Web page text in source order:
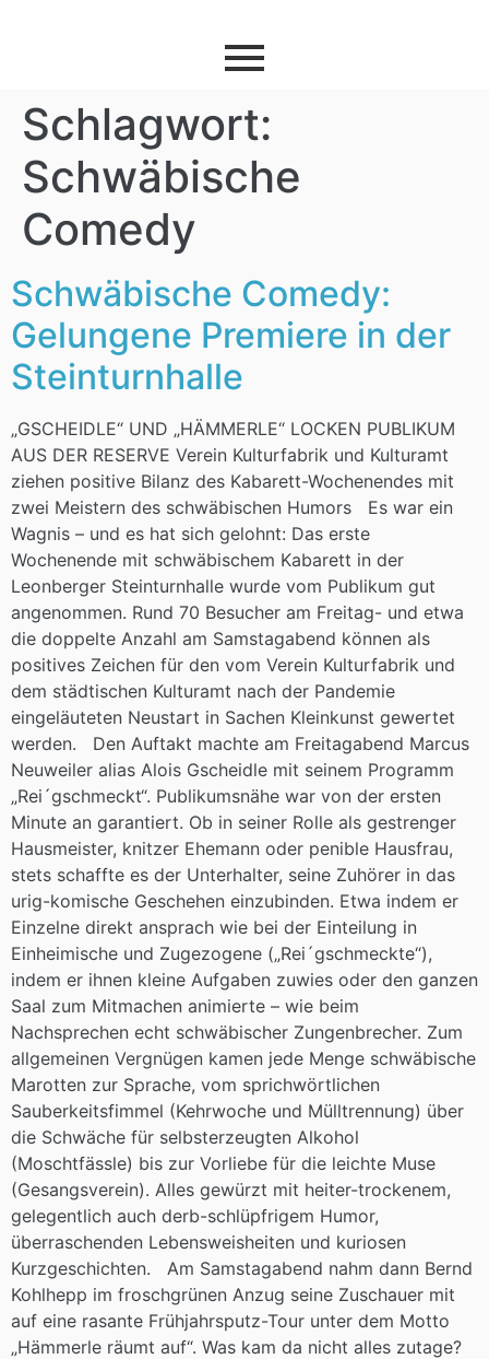
Schlagwort:
Schwäbische
Comedy
Schwäbische Comedy:
Gelungene Premiere in der
Steinturnhalle
„GSCHEIDLE“ UND „HÄMMERLE“ LOCKEN PUBLIKUM
AUS DER RESERVE Verein Kulturfabrik und Kulturamt
ziehen positive Bilanz des Kabarett-Wochenendes mit
zwei Meistern des schwäbischen Humors Es war ein
Wagnis – und es hat sich gelohnt: Das erste
Wochenende mit schwäbischem Kabarett in der
Leonberger Steinturnhalle wurde vom Publikum gut
angenommen. Rund 70 Besucher am Freitag- und etwa
die doppelte Anzahl am Samstagabend können als
positives Zeichen für den vom Verein Kulturfabrik und
dem städtischen Kulturamt nach der Pandemie
eingeläuteten Neustart in Sachen Kleinkunst gewertet
werden. Den Auftakt machte am Freitagabend Marcus
Neuweiler alias Alois Gscheidle mit seinem Programm
„Rei´gschmeckt“. Publikumsnähe war von der ersten
Minute an garantiert. Ob in seiner Rolle als gestrenger
Hausmeister, knitzer Ehemann oder penible Hausfrau,
stets schaffte es der Unterhalter, seine Zuhörer in das
urig-komische Geschehen einzubinden. Etwa indem er
Einzelne direkt ansprach wie bei der Einteilung in
Einheimische und Zugezogene („Rei´gschmeckte“),
indem er ihnen kleine Aufgaben zuwies oder den ganzen
Saal zum Mitmachen animierte – wie beim
Nachsprechen echt schwäbischer Zungenbrecher. Zum
allgemeinen Vergnügen kamen jede Menge schwäbische
Marotten zur Sprache, vom sprichwörtlichen
Sauberkeitsfimmel (Kehrwoche und Mülltrennung) über
die Schwäche für selbsterzeugten Alkohol
(Moschtfässle) bis zur Vorliebe für die leichte Muse
(Gesangsverein). Alles gewürzt mit heiter-trockenem,
gelegentlich auch derb-schlüpfrigem Humor,
überraschenden Lebensweisheiten und kuriosen
Kurzgeschichten. Am Samstagabend nahm dann Bernd
Kohlhepp im froschgrünen Anzug seine Zuschauer mit
auf eine rasante Frühjahrsputz-Tour unter dem Motto
„Hämmerle räumt auf“. Was kam da nicht alles zutage?